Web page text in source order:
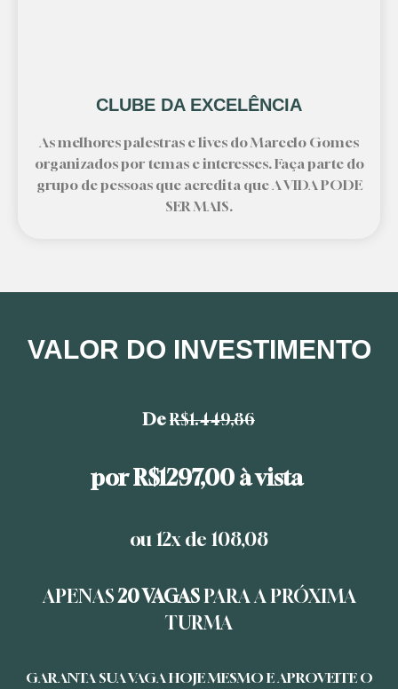
CLUBE DA EXCELÊNCIA
As melhores palestras e lives do Marcelo Gomes
organizados por temas e interesses. Faça parte do
grupo de pessoas que acredita que A VIDA PODE
SER MAIS.
VALOR DO INVESTIMENTO
DeR$1.449,86
porR$1297,00 à vista
ou 12x de 108,08
APENAS20 VAGASPARA A PRÓXIMA
TURMA
GARANTA SUA VAGA HOJE MESMO E APROVEITE O